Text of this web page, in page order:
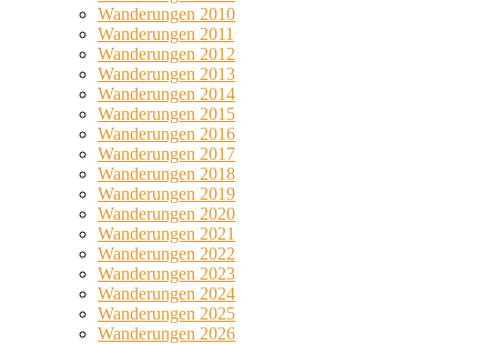
Wanderungen 2010
Wanderungen 2011
Wanderungen 2012
Wanderungen 2013
Wanderungen 2014
Wanderungen 2015
Wanderungen 2016
Wanderungen 2017
Wanderungen 2018
Wanderungen 2019
Wanderungen 2020
Wanderungen 2021
Wanderungen 2022
Wanderungen 2023
Wanderungen 2024
Wanderungen 2025
Wanderungen 2026